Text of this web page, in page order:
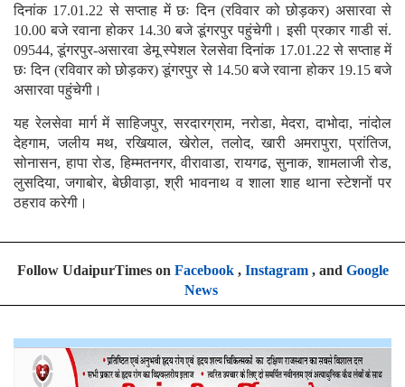
दिनांक 17.01.22 से सप्ताह में छः दिन (रविवार को छोड़कर) असारवा से
10.00 बजे रवाना होकर 14.30 बजे डूंगरपुर पहुंचेगी। इसी प्रकार गाडी सं.
09544, डूंगरपुर-असारवा डेमू स्पेशल रेलसेवा दिनांक 17.01.22 से सप्ताह में
छः दिन (रविवार को छोड़कर) डूंगरपुर से 14.50 बजे रवाना होकर 19.15 बजे
असारवा पहुंचेगी।
यह रेलसेवा मार्ग में साहिजपुर, सरदारग्राम, नरोडा, मेदरा, दाभोदा, नांदोल
देहगाम, जलीय मथ, रखियाल, खेरोल, तलोद, खारी अमरापुरा, प्रांतिज,
सोनासन, हापा रोड, हिम्मतनगर, वीरावाडा, रायगढ, सुनाक, शामलाजी रोड,
लुसदिया, जगाबोर, बेछीवाड़ा, श्री भावनाथ व शाला शाह थाना स्टेशनों पर
ठहराव करेगी।
Follow UdaipurTimes on Facebook, Instagram, and Google
News